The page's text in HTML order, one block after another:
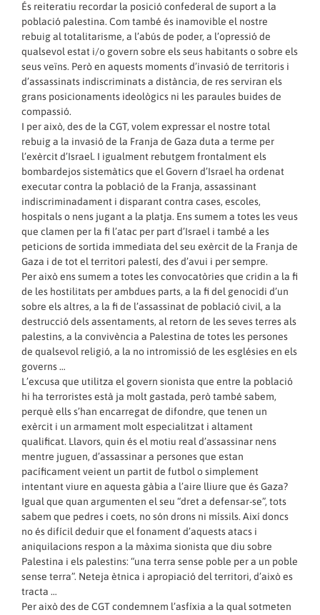
És reiteratiu recordar la posició confederal de suport a la
població palestina. Com també és inamovible el nostre
rebuig al totalitarisme, a l’abús de poder, a l’opressió de
qualsevol estat i/o govern sobre els seus habitants o sobre els
seus veïns. Però en aquests moments d’invasió de territoris i
d’assassinats indiscriminats a distància, de res serviran els
grans posicionaments ideològics ni les paraules buides de
compassió.
I per això, des de la CGT, volem expressar el nostre total
rebuig a la invasió de la Franja de Gaza duta a terme per
l’exèrcit d’Israel. I igualment rebutgem frontalment els
bombardejos sistemàtics que el Govern d’Israel ha ordenat
executar contra la població de la Franja, assassinant
indiscriminadament i disparant contra cases, escoles,
hospitals o nens jugant a la platja. Ens sumem a totes les veus
que clamen per la fi l’atac per part d’Israel i també a les
peticions de sortida immediata del seu exèrcit de la Franja de
Gaza i de tot el territori palestí, des d’avui i per sempre.
Per això ens sumem a totes les convocatòries que cridin a la fi
de les hostilitats per ambdues parts, a la fi del genocidi d’un
sobre els altres, a la fi de l’assassinat de població civil, a la
destrucció dels assentaments, al retorn de les seves terres als
palestins, a la convivència a Palestina de totes les persones
de qualsevol religió, a la no intromissió de les esglésies en els
governs …
L’excusa que utilitza el govern sionista que entre la població
hi ha terroristes està ja molt gastada, però també sabem,
perquè ells s’han encarregat de difondre, que tenen un
exèrcit i un armament molt especialitzat i altament
qualificat. Llavors, quin és el motiu real d’assassinar nens
mentre juguen, d’assassinar a persones que estan
pacíficament veient un partit de futbol o simplement
intentant viure en aquesta gàbia a l’aire lliure que és Gaza?
Igual que quan argumenten el seu “dret a defensar-se”, tots
sabem que pedres i coets, no són drons ni míssils. Així doncs
no és difícil deduir que el fonament d’aquests atacs i
aniquilacions respon a la màxima sionista que diu sobre
Palestina i els palestins: “una terra sense poble per a un poble
sense terra”. Neteja ètnica i apropiació del territori, d’això es
tracta …
Per això des de CGT condemnem l’asfíxia a la qual sotmeten